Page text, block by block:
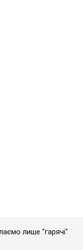
лише "гарячі"